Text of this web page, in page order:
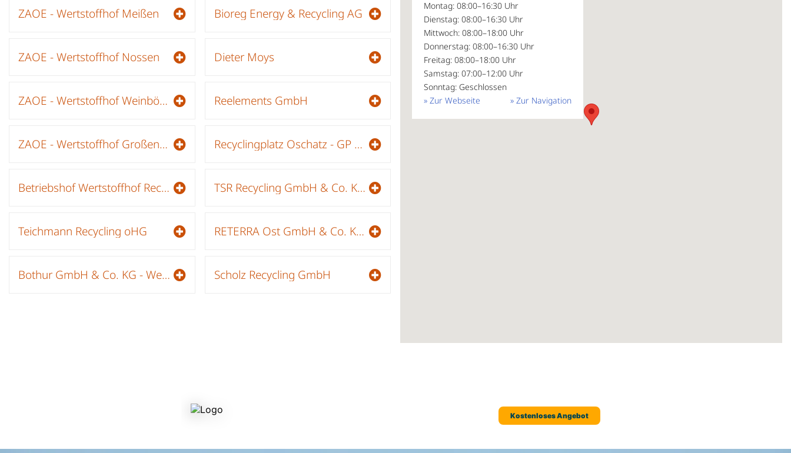
ZAOE - Wertstoffhof Meißen
ZAOE - Wertstoffhof Nossen
ZAOE - Wertstoffhof Weinböhla
ZAOE - Wertstoffhof Großenhain
Betriebshof Wertstoffhof Rechau/Zöschau Oschatz
Teichmann Recycling oHG
Bothur GmbH & Co. KG - Wertstoff- und Recyclinghof Auenstrasse
Bioreg Energy & Recycling AG
Dieter Moys
Reelements GmbH
Recyclingplatz Oschatz - GP Papenburg AG
TSR Recycling GmbH & Co. KG // Niederlassung Riesa
RETERRA Ost GmbH & Co. KG // Niederlassung Freital
Scholz Recycling GmbH
Montag: 08:00–16:30 Uhr
Dienstag: 08:00–16:30 Uhr
Mittwoch: 08:00–18:00 Uhr
Donnerstag: 08:00–16:30 Uhr
Freitag: 08:00–18:00 Uhr
Samstag: 07:00–12:00 Uhr
Sonntag: Geschlossen
» Zur Navigation
» Zur Webseite